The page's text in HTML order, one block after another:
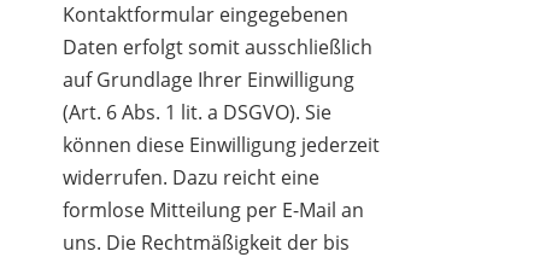
Kontaktformular eingegebenen
Daten erfolgt somit ausschließlich
auf Grundlage Ihrer Einwilligung
(Art. 6 Abs. 1 lit. a DSGVO). Sie
können diese Einwilligung jederzeit
widerrufen. Dazu reicht eine
formlose Mitteilung per E-Mail an
uns. Die Rechtmäßigkeit der bis